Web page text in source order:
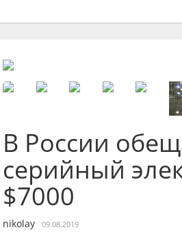
В России
серийный
$7000
nikolay 09.08.2019